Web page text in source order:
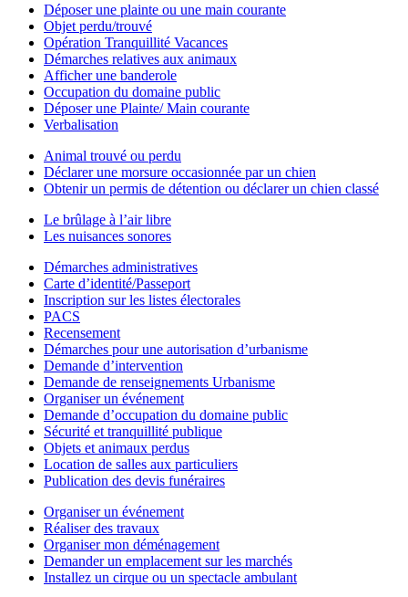
Déposer une plainte ou une main courante
Objet perdu/trouvé
Opération Tranquillité Vacances
Démarches relatives aux animaux
Afficher une banderole
Occupation du domaine public
Déposer une Plainte/ Main courante
Verbalisation
Animal trouvé ou perdu
Déclarer une morsure occasionnée par un chien
Obtenir un permis de détention ou déclarer un chien classé
Le brûlage à l’air libre
Les nuisances sonores
Démarches administratives
Carte d’identité/Passeport
Inscription sur les listes électorales
PACS
Recensement
Démarches pour une autorisation d’urbanisme
Demande d’intervention
Demande de renseignements Urbanisme
Organiser un événement
Demande d’occupation du domaine public
Sécurité et tranquillité publique
Objets et animaux perdus
Location de salles aux particuliers
Publication des devis funéraires
Organiser un événement
Réaliser des travaux
Organiser mon déménagement
Demander un emplacement sur les marchés
Installez un cirque ou un spectacle ambulant